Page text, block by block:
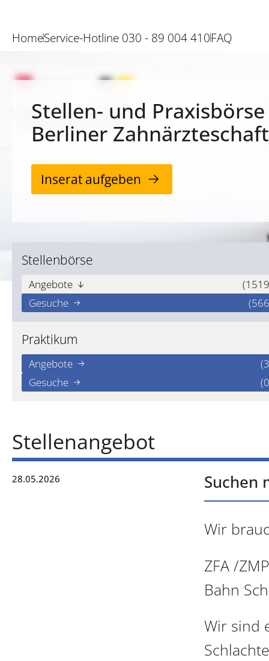
HomeService-Hotline 030 - 89 004 410FAQ
Stellen- und
Berliner Zahnärzteschaft
Inserat aufgeben
Stellenbörse
Angebote
Gesuche
Praktikum
Angebote
Gesuche
Stellenangebot
28.05.2026 Suchen
Wir
ZFA /
Bahn
Wir sind